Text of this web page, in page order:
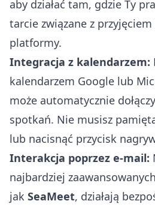
aby działać tam, gdzie Ty
tarcie związane z
platformy.
Integracja z kalendarzem:
kalendarzem Google lub
może automatycznie
spotkań. Nie musisz
lub nacisnąć przycisk
Interakcja poprzez e-mail:
najbardziej
jak SeaMeet, działają